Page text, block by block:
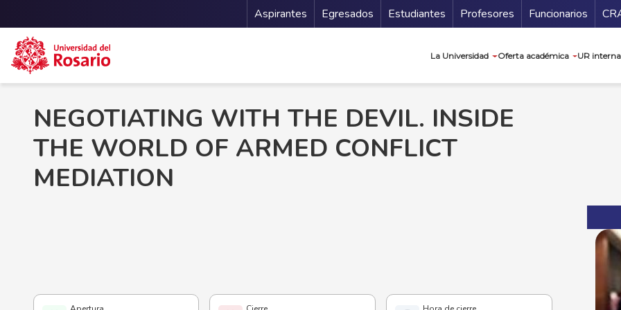
Menu Secundario
Aspirantes Egresados Estudiantes Profesores Funcionarios
La Universidad Oferta académica UR
NEGOTIATING WITH THE DEVIL. INSIDE
THE WORLD OF ARMED CONFLICT
MEDIATION